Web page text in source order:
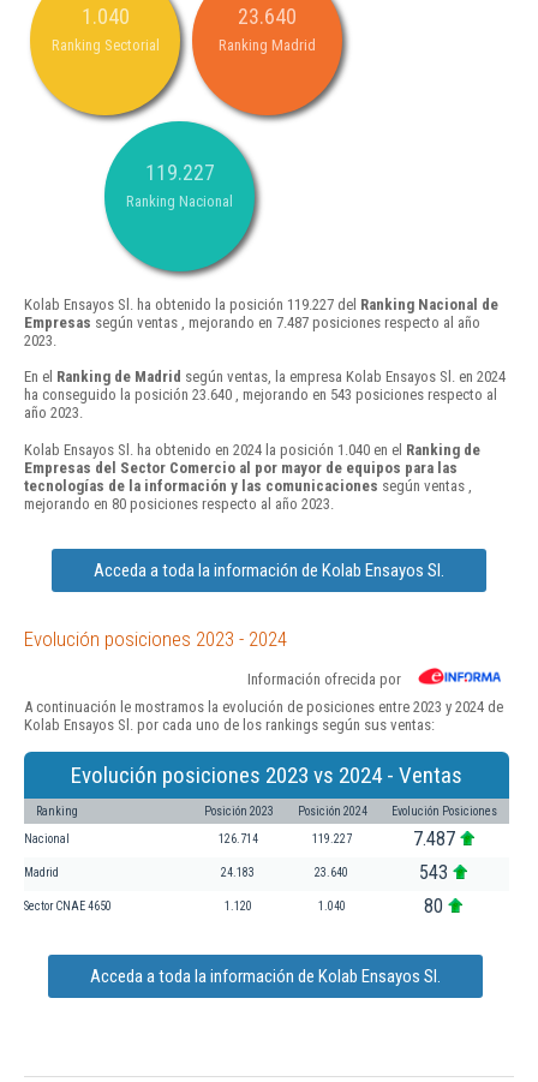
1.040
Ranking Sectorial
23.640
Ranking Madrid
119.227
Ranking Nacional
Kolab Ensayos Sl. ha obtenido la posición 119.227 del Ranking Nacional de
Empresas según ventas , mejorando en 7.487 posiciones respecto al año
2023.
En el Ranking de Madrid según ventas, la empresa Kolab Ensayos Sl. en 2024
ha conseguido la posición 23.640 , mejorando en 543 posiciones respecto al
año 2023.
Kolab Ensayos Sl. ha obtenido en 2024 la posición 1.040 en el Ranking de
Empresas del Sector Comercio al por mayor de equipos para las
tecnologías de la información y las comunicaciones según ventas ,
mejorando en 80 posiciones respecto al año 2023.
Acceda a toda la información de Kolab Ensayos Sl.
Evolución posiciones 2023 - 2024
Información ofrecida por
A continuación le mostramos la evolución de posiciones entre 2023 y 2024 de
Kolab Ensayos Sl. por cada uno de los rankings según sus ventas:
Evolución posiciones 2023 vs 2024 - Ventas
Ranking Posición 2023 Posición 2024 Evolución Posiciones
Nacional 126.714 119.227 7.487
Madrid 24.183 23.640 543
Sector CNAE 4650 1.120 1.040 80
Acceda a toda la información de Kolab Ensayos Sl.